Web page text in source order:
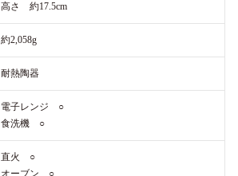
高さ 約17.5cm
約2,058g
耐熱陶器
電子レンジ ○
食洗機 ○
直火 ○
オーブン ○